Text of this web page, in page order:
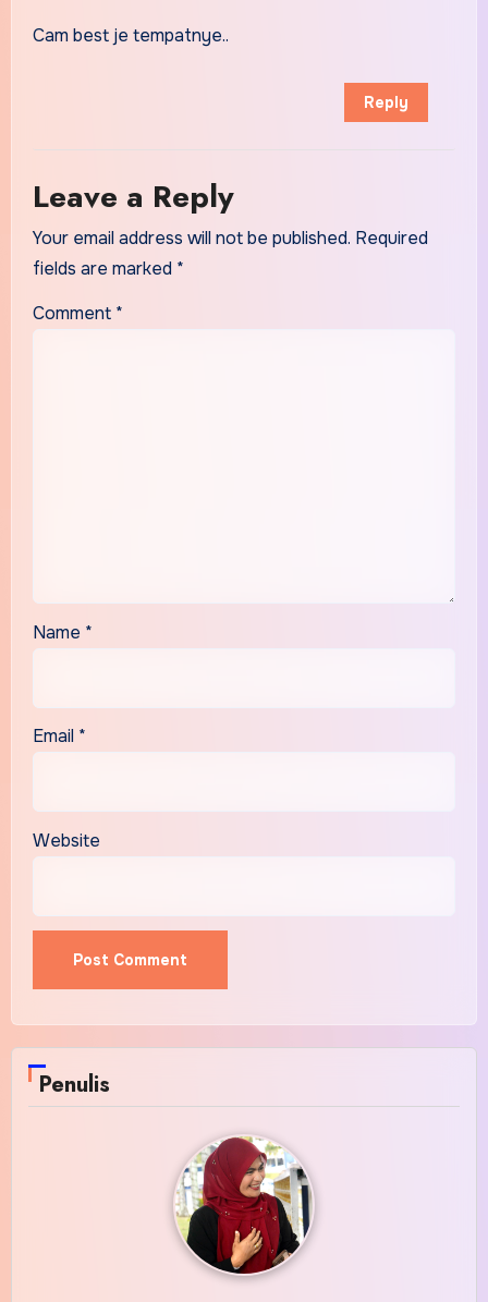
Cam best je tempatnye..
Reply
Leave a Reply
Your email address will not be published. Required
fields are marked *
Comment *
Name *
Email *
Website
Penulis